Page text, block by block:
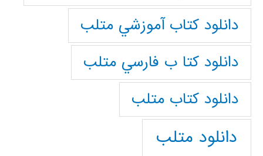
دانلود كتاب آموزشي متلب
دانلود كتا ب فارسي متلب
دانلود كتاب متلب
دانلود متلب